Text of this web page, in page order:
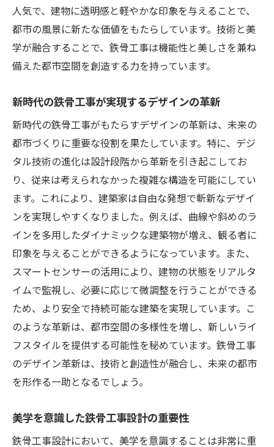
人気で、建物に透明感と軽やかな印象を与えることで、
都市の風景に新たな価値をもたらしています。技術と美
学が融合することで、鉄骨工事は機能性と美しさを兼ね
備えた都市空間を創造する力を持っています。
新時代の鉄骨工事が実現するデザインの革新
新時代の鉄骨工事がもたらすデザインの革新は、未来の
都市づくりに重要な役割を果たしています。特に、デジ
タル技術の進化は設計段階から革新を引き起こしてお
り、従来は考えられなかった複雑な構造を可能にしてい
ます。これにより、建築家は自由な発想で斬新なデザイ
ンを実現しやすくなりました。例えば、曲線や斜めのラ
インを多用したダイナミックな建築物が増え、観る者に
印象を与えることができるようになっています。また、
スマートセンサーの活用により、建物の状態をリアルタ
イムで監視し、必要に応じて微調整を行うことができる
ため、より安全で持続可能な建築を実現しています。こ
のような革新は、都市空間の多様性を増し、新しいライ
フスタイルを提供する可能性を秘めています。鉄骨工事
のデザイン革新は、技術と創造性が融合し、未来の都市
を形作る一助となるでしょう。
美学を意識した鉄骨工事設計の重要性
鉄骨工事設計において、美学を意識することは非常に重